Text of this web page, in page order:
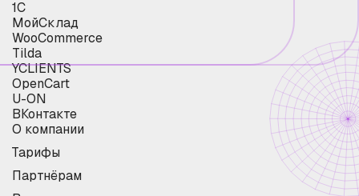
1С
МойСклад
WooCommerce
Tilda
YCLIENTS
OpenCart
U-ON
ВКонтакте
О компании
Тарифы
Партнёрам